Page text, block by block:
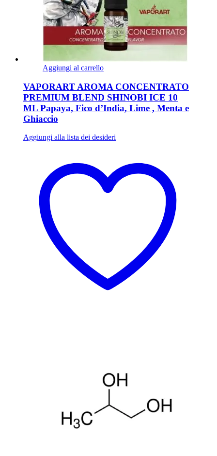
Aggiungi al carrello
VAPORART AROMA CONCENTRATO
PREMIUM BLEND SHINOBI ICE 10
ML Papaya, Fico d’India, Lime , Menta e
Ghiaccio
Aggiungi alla lista dei desideri